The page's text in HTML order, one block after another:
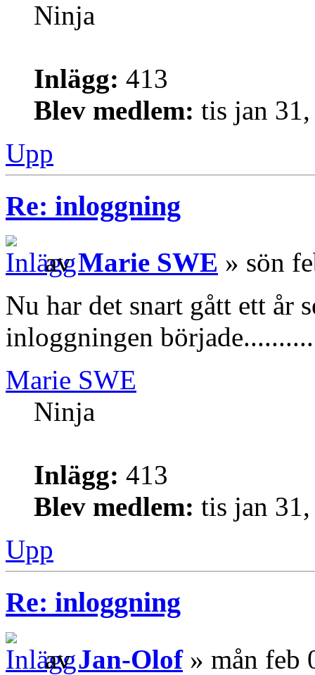
Ninja
Inlägg: 413
Blev medlem: tis jan
Upp
Re: inloggning
avMarie SWE » sön
Nu har det snart gått ett år
inloggningen
Marie SWE
Ninja
Inlägg: 413
Blev medlem: tis jan
Upp
Re: inloggning
avJan-Olof» mån feb